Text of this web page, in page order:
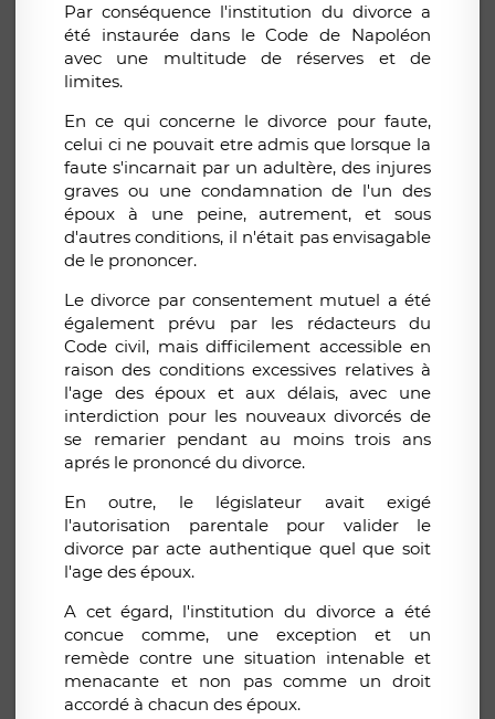
Par conséquence l'institution du divorce a
été instaurée dans le Code de Napoléon
avec une multitude de réserves et de
limites.
En ce qui concerne le divorce pour faute,
celui ci ne pouvait etre admis que lorsque la
faute s'incarnait par un adultère, des injures
graves ou une condamnation de l'un des
époux à une peine, autrement, et sous
d'autres conditions, il n'était pas envisagable
de le prononcer.
Le divorce par consentement mutuel a été
également prévu par les rédacteurs du
Code civil, mais difficilement accessible en
raison des conditions excessives relatives à
l'age des époux et aux délais, avec une
interdiction pour les nouveaux divorcés de
se remarier pendant au moins trois ans
aprés le prononcé du divorce.
En outre, le législateur avait exigé
l'autorisation parentale pour valider le
divorce par acte authentique quel que soit
l'age des époux.
A cet égard, l'institution du divorce a été
concue comme, une exception et un
remède contre une situation intenable et
menacante et non pas comme un droit
accordé à chacun des époux.